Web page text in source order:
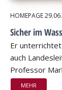
HOMEPAGE
Sicher im
Er
auch
Professor
MEHR